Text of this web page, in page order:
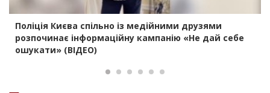
Поліція Києва спільно із медійними друзями
розпочинає інформаційну кампанію «Не дай себе
ошукати» (ВІДЕО)